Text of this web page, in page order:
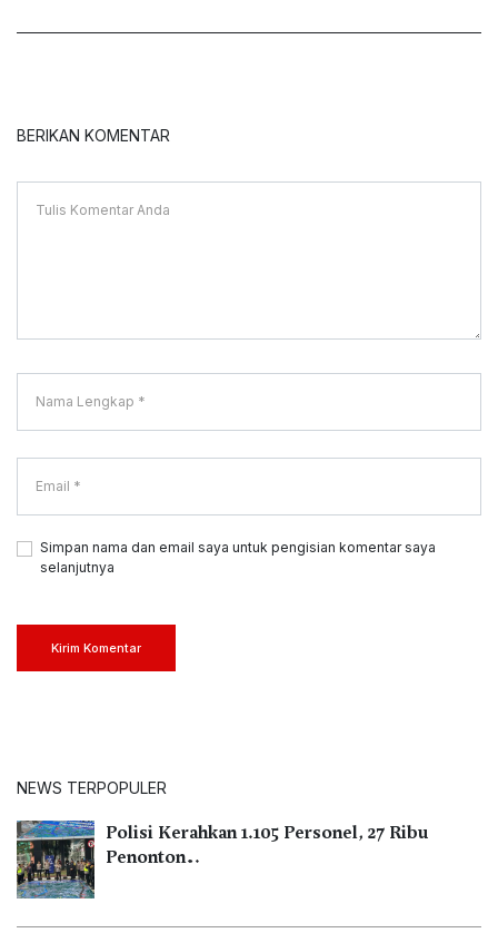
BERIKAN KOMENTAR
Simpan nama dan email saya untuk pengisian komentar saya
selanjutnya
Kirim Komentar
NEWS TERPOPULER
Polisi Kerahkan 1.105 Personel, 27 Ribu
Penonton…